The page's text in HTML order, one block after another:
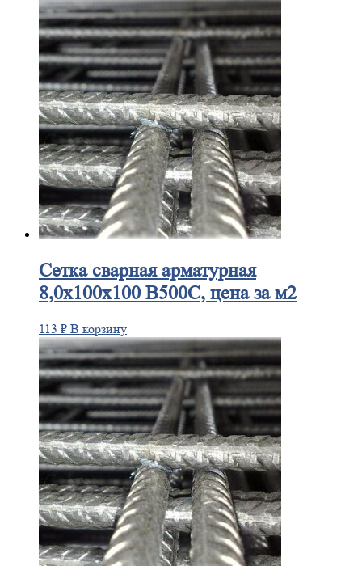
Сеткасварная арматурная
8,0х100х100 В500С, цена за м2
113 ₽ В корзину